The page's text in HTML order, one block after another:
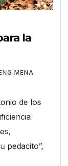
la
MENA
de los
pedacito”,